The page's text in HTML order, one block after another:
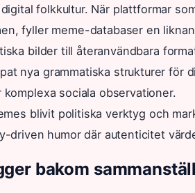
folkkultur. När plattformar
fyller meme-databaser en
bilder till återanvändbara
nya grammatiska strukturer för
sociala observationer.
blivit politiska verktyg och
driven humor där autenticitet
bakom